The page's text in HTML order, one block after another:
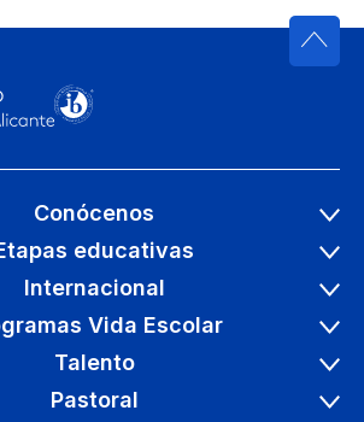
Conócenos
educativas
Internacional
Vida Escolar
Talento
Pastoral